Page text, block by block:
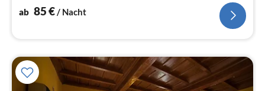
und Wohnzimmer mit Kaminofen
ab 85€/ Nacht